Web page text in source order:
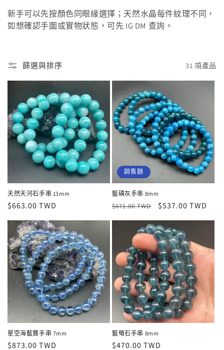
新手可以先按顏色同眼緣選擇；天然水晶每件紋理不同，
如想確認手圍或實物狀態，可先 IG DM 查詢。
篩選與排序 31 項產品
天然天河石手串 13mm
定
價
$663.00 TWD
銷售額
藍磷灰手串 8mm
定
價
$671.00 TWD
售
價
$537.00 TWD
星空海藍寶手串 7mm
定
$873.00 TWD
藍螢石手串 8mm
定
$470.00 TWD